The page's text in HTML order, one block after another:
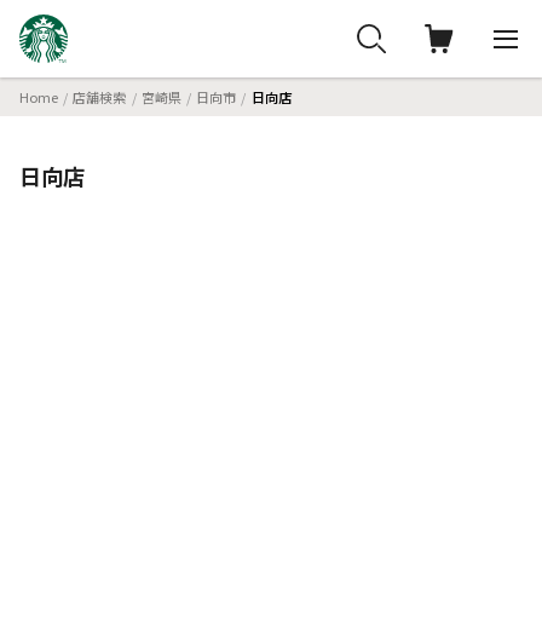
Home 店舗検索 宮崎県 日向市 日向店
日向店